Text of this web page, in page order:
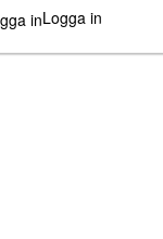
Logga in